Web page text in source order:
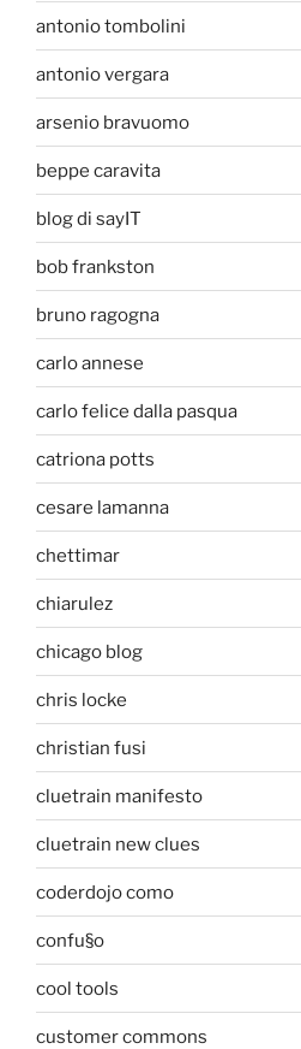
antonio tombolini
antonio vergara
arsenio bravuomo
beppe caravita
blog di sayIT
bob frankston
bruno ragogna
carlo annese
carlo felice dalla pasqua
catriona potts
cesare lamanna
chettimar
chiarulez
chicago blog
chris locke
christian fusi
cluetrain manifesto
cluetrain new clues
coderdojo como
confu§o
cool tools
customer commons